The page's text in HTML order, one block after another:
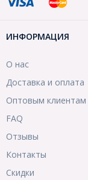
ИНФОРМАЦИЯ
О нас
Доставка и оплата
Оптовым клиентам
FAQ
Отзывы
Контакты
Скидки